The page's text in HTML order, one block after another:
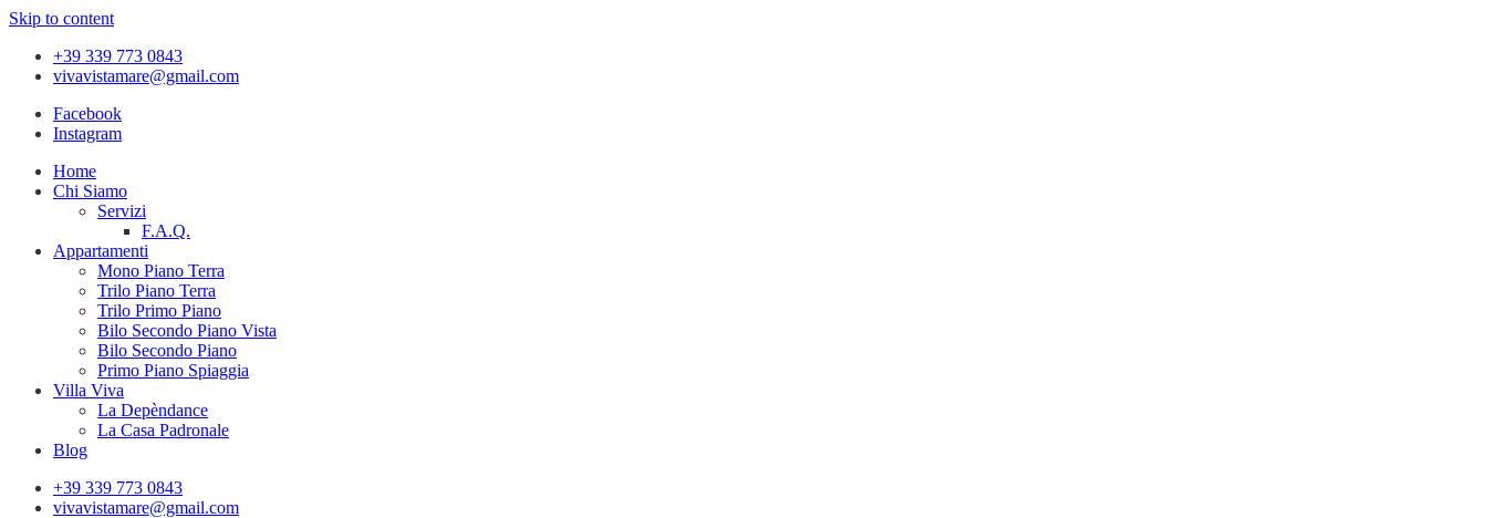
Skip to content
+39 339 773 0843
vivavistamare@gmail.com
Facebook
Instagram
Home
Chi Siamo
Servizi
F.A.Q.
Appartamenti
Mono Piano Terra
Trilo Piano Terra
Trilo Primo Piano
Bilo Secondo Piano Vista
Bilo Secondo Piano
Primo Piano Spiaggia
Villa Viva
La Depèndance
La Casa Padronale
Blog
+39 339 773 0843
vivavistamare@gmail.com